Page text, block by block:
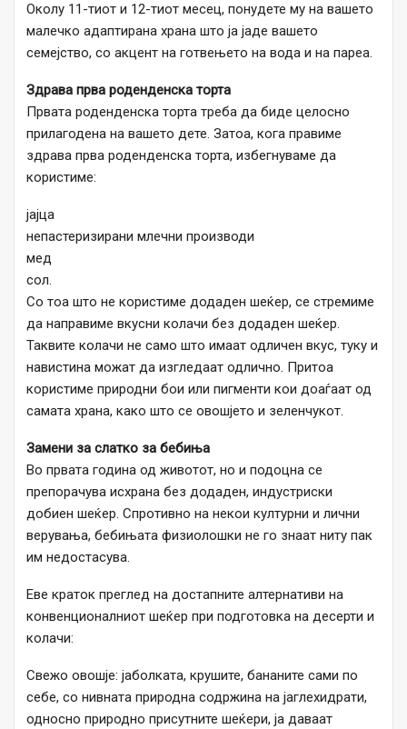
Околу 11-тиот и 12-тиот месец, понудете му на вашето
малечко адаптирана храна што ја јаде вашето
семејство, со акцент на готвењето на вода и на пареа.
Здрава прва роденденска торта
Првата роденденска торта треба да биде целосно
прилагодена на вашето дете. Затоа, кога правиме
здрава прва роденденска торта, избегнуваме да
користиме:
јајца
непастеризирани млечни производи
мед
сол.
Со тоа што не користиме додаден шеќер, се стремиме
да направиме вкусни колачи без додаден шеќер.
Таквите колачи не само што имаат одличен вкус, туку и
навистина можат да изгледаат одлично. Притоа
користиме природни бои или пигменти кои доаѓаат од
самата храна, како што се овошјето и зеленчукот.
Замени за слатко за бебиња
Во првата година од животот, но и подоцна се
препорачува исхрана без додаден, индустриски
добиен шеќер. Спротивно на некои културни и лични
верувања, бебињата физиолошки не го знаат ниту пак
им недостасува.
Еве краток преглед на достапните алтернативи на
конвенционалниот шеќер при подготовка на десерти и
колачи:
Свежо овошје: јаболката, крушите, бананите сами по
себе, со нивната природна содржина на јаглехидрати,
односно природно присутните шеќери, ја даваат